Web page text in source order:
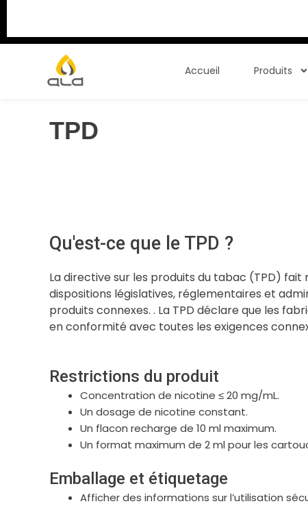
Accueil Produits
TPD
Qu'est-ce que le TPD ?
La directive sur les produits du tabac (TPD) fait
dispositions législatives, réglementaires et
produits connexes. . La TPD déclare que les
en conformité avec toutes les exigences
Restrictions du produit
Concentration de nicotine ≤ 20 mg/mL.
Un dosage de nicotine constant.
Un flacon recharge de 10 ml maximum.
Un format maximum de 2 ml pour les
Emballage et étiquetage
Afficher des informations sur l’utilisation